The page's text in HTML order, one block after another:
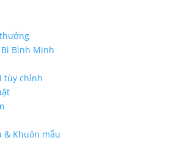
Bình Minh
tùy chỉnh
& Khuôn mẫu